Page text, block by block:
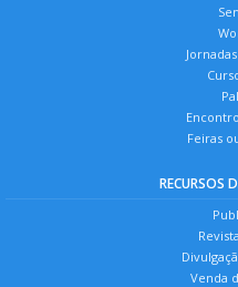
Feiras
RECURSOS
Venda